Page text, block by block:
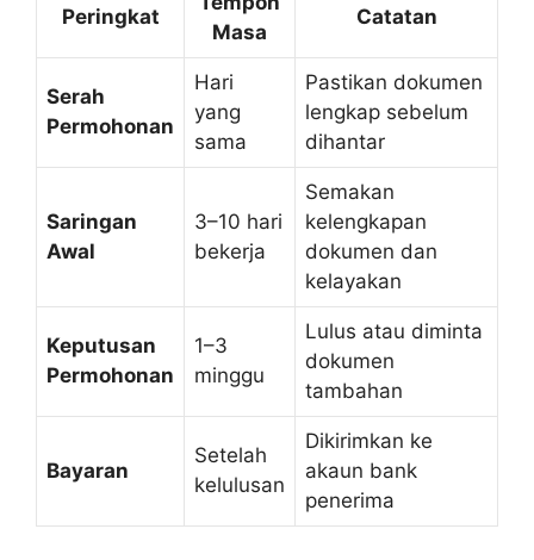
Peringkat
Masa
Catatan
Serah
Permohonan
Hari
yang
sama
Pastikan dokumen
lengkap sebelum
dihantar
Saringan
Awal
3–10 hari
bekerja
Semakan
kelengkapan
dokumen dan
kelayakan
Keputusan
Permohonan
1–3
minggu
Lulus atau diminta
dokumen
tambahan
Bayaran
Setelah
kelulusan
Dikirimkan ke
akaun bank
penerima